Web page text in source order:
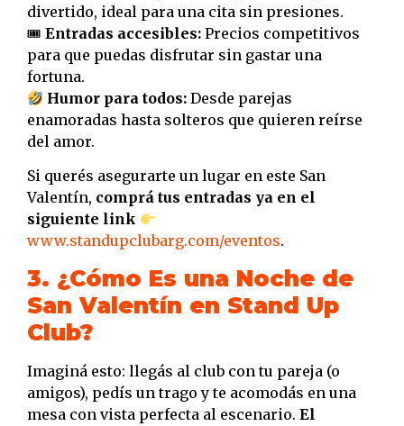
divertido, ideal para una cita sin presiones.
🎟 Entradas accesibles: Precios competitivos
para que puedas disfrutar sin gastar una
fortuna.
Humor para todos: Desde parejas
enamoradas hasta solteros que quieren reírse
del amor.
Si querés asegurarte un lugar en este San
Valentín, comprá tus entradas ya en el
siguiente link
www.standupclubarg.com/eventos.
3. ¿Cómo Es una Noche de
San Valentín en Stand Up
Club?
Imaginá esto: llegás al club con tu pareja (o
amigos), pedís un trago y te acomodás en una
mesa con vista perfecta al escenario. El